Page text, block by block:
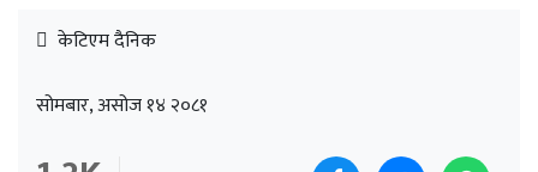
केटिएम दैनिक
सोमबार, असोज १४ २०८१